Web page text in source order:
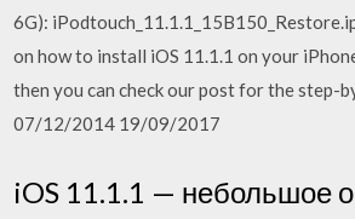
6G):
on how to install iOS 11.1.1 on your
then you can check our post for the step-
07/12/2014 19/09/2017
iOS 11.1.1 — небольшое